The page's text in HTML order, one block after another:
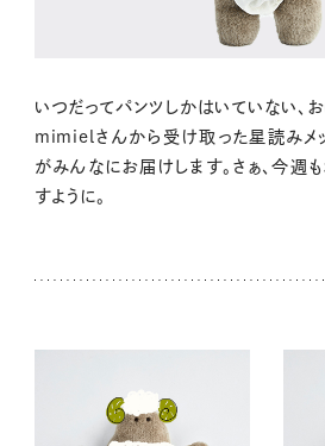
いつだってパンツしかはいていない、
mimielさんから受け取った星読みメ
がみんなにお届けします。さぁ、今週
すように。